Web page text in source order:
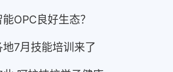
OPC良好生态？
7月技能培训来了